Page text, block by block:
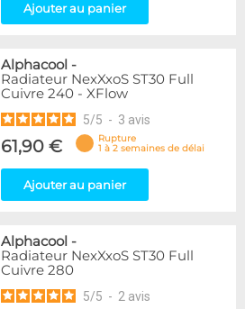
Ajouter au panier
Alphacool -
Radiateur NexXxoS ST30 Full
Cuivre 240 - XFlow
5/5 - 3 avis
61,90 €
Rupture
1 à 2 semaines de délai
Ajouter au panier
Alphacool -
Radiateur NexXxoS ST30 Full
Cuivre 280
5/5 - 2 avis